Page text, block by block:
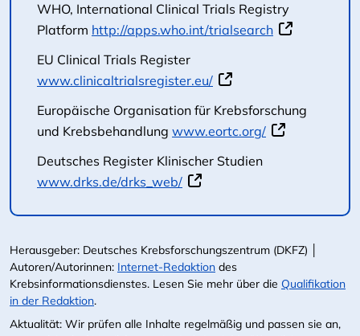
WHO, International Clinical Trials Registry
Platform http://apps.who.int/trialsearch
EU Clinical Trials Register
www.clinicaltrialsregister.eu/
Europäische Organisation für Krebsforschung
und Krebsbehandlung www.eortc.org/
Deutsches Register Klinischer Studien
www.drks.de/drks_web/
Herausgeber: Deutsches Krebsforschungszentrum (DKFZ) │
Autoren/Autorinnen: Internet-Redaktion des
Krebsinformationsdienstes. Lesen Sie mehr über die Qualifikation
in der Redaktion.
Aktualität: Wir prüfen alle Inhalte regelmäßig und passen sie an,